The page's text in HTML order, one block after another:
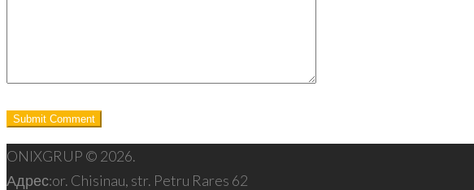
ONIXGRUP © 2026.
Адрес:or. Chisinau, str. Petru Rares 62